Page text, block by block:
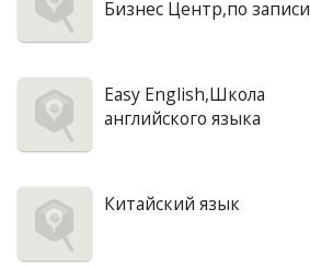
Бизнес Центр,по записи
Easy English,Школа
английского языка
Китайский язык